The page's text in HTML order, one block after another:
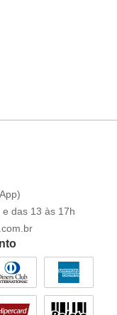
e das 13 às 17h